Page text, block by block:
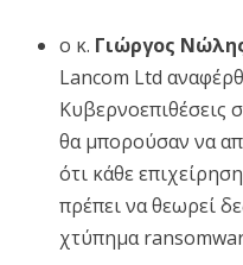
ο κ. Γιώργος
Lancom Ltd
Κυβερνοεπιθέσεις
θα μπορούσαν να
ότι κάθε
πρέπει να θεωρεί
χτύπημα